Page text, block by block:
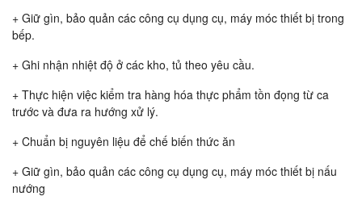
+ Giữ gìn, bảo quản các công cụ dụng cụ, máy móc thiết bị trong
bếp.
+ Ghi nhận nhiệt độ ở các kho, tủ theo yêu cầu.
+ Thực hiện việc kiểm tra hàng hóa thực phẩm tồn đọng từ ca
trước và đưa ra hướng xử lý.
+ Chuẩn bị nguyên liệu để chế biến thức ăn
+ Giữ gìn, bảo quản các công cụ dụng cụ, máy móc thiết bị nấu
nướng